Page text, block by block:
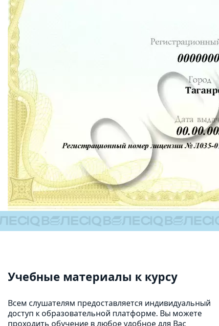
Учебные материалы к курсу
Всем слушателям предоставляется индивидуальный
доступ к образовательной платформе. Вы можете
проходить обучение в любое удобное для Вас